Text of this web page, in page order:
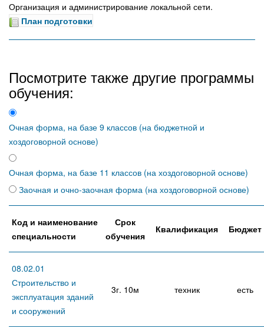
Организация и администрирование локальной сети.
План подготовки
Посмотрите также другие программы
обучения:
Очная форма, на базе 9 классов (на бюджетной и
хоздоговорной основе)
Очная форма, на базе 11 классов (на хоздоговорной основе)
Заочная и очно-заочная форма (на хоздоговорной основе)
Код и наименование
специальности
Срок
обучения
Квалификация Бюджет
08.02.01
Строительство и
эксплуатация зданий
и сооружений
3г. 10м техник есть